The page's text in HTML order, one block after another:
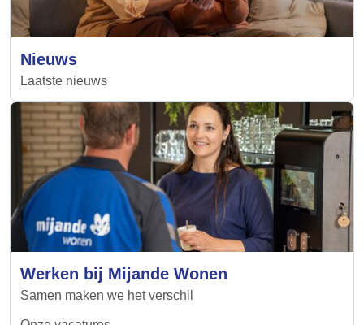
Nieuws
Laatste nieuws
Werken bij Mijande Wonen
Samen maken we het verschil